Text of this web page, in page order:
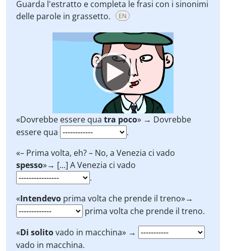
Guarda l'estratto e completa le frasi con i sinonimi
delle parole in grassetto.
EN
«Dovrebbe essere qua tra poco» → Dovrebbe
essere qua
.
«– Prima volta, eh? – No, a Venezia ci vado
spesso»→ [...] A Venezia ci vado
.
«Intendevo prima volta che prende il treno»→
prima volta che prende il treno.
«Di solitovado in macchina» →
vado in macchina.